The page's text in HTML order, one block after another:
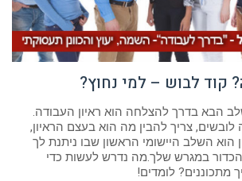
קוד לבוש – למי נחוץ?
הבא בדרך להצלחה הוא ראיון העבודה.
צריך להבין מה הוא בעצם הראיון,
הוא השלב היישומי הראשון שבו ניתנת לך
במגרש שלך.מה נדרש לעשות כדי
מתכוננים? לומדים!